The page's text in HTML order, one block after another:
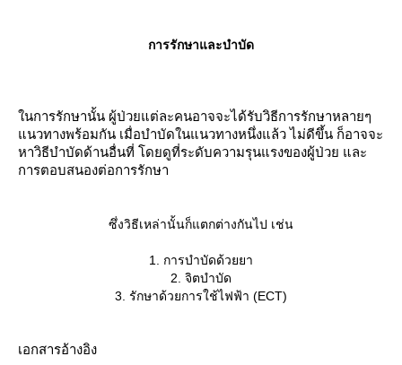
9. มีปัญหาในการนอนหลับ ( หลับยาก / นอนไม่หลับ / หลับไม่สนิท)
12. มีการเจ็บป่วยทางร่างกาย โดยไม่ทราบสาเหตุ
สภาวะโรคซึมเศร้าชนิดนี้ อาจจะเป็นในช่วงระยะเวลาสั้น (3-4 อาทิ
เป็นช่วงเวลาระยะหนึ่งแล้วก็พักเป็นช่วงๆก็ได้
2. ซึมเศร้ารุนแรง (Major depression)
ละ มีความคิดที่รุนแรงกว่า รวมทั้งการแสดงออกจะแสดงในระยะ
การรักษาและบำบัด
นการรักษานั้น ผู้ป่วยแต่ละคนอาจจะได้รับวิธีการรักษาหลายๆ
นวทางพร้อมกัน เมื่อบำบัดในแนวทางหนึ่งแล้ว ไม่ดีขึ้น ก็อาจจะ
หาวิธีบำบัดด้านอื่นที่ โดยดูที่ระดับความรุนแรงของผู้ป่วย และ
การตอบสนองต่อการรักษา
ซึ่งวิธีเหล่านั้นก็แตกต่างกันไป เช่น
1. การบำบัดด้วยยา
2. จิตบำบัด
3. รักษาด้วยการใช้ไฟฟ้า (ECT)
เอกสารอ้างอิง